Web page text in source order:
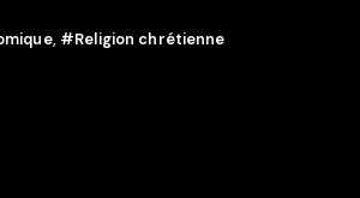
, #Religion chrétienne